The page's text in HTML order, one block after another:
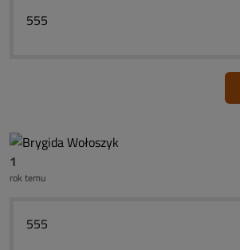
555
1
rok temu
555